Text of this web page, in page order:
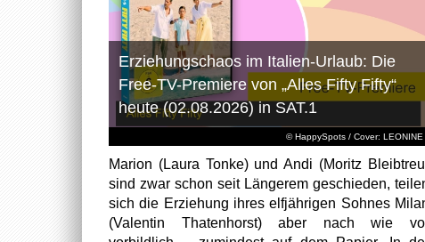
© HappySpots / Cover: LEONINE
Erziehungschaos im Italien-Urlaub: Die
Free-TV-Premiere von „Alles Fifty Fifty“
heute (02.08.2026) in SAT.1
Marion (Laura Tonke) und Andi (Moritz
sind zwar schon seit Längerem geschieden,
sich die Erziehung ihres elfjährigen Sohnes
(Valentin Thatenhorst) aber nach wie